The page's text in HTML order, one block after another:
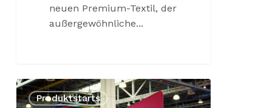
neuen Premium-Textil, der
außergewöhnliche...
Wir
sindProduktstarts